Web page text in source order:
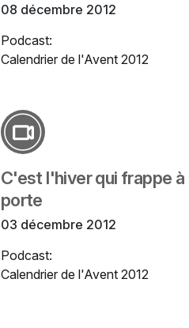
08 décembre 2012
Podcast:
Calendrier de l'Avent 2012
C'est l'hiver qui frappe
porte
03 décembre 2012
Podcast:
Calendrier de l'Avent 2012